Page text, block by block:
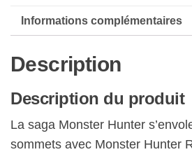
Informations complémentaires
Description
Description du produit
La saga Monster Hunter
sommets avec Monster Hunter